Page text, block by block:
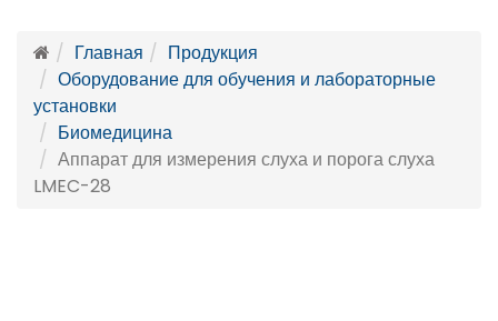
Главная
Продукция
Оборудование для обучения и лабораторные
установки
Биомедицина
Аппарат для измерения слуха и порога слуха
LMEC-28